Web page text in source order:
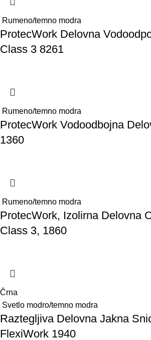
Rumeno/temno modra
ProtecWork Delovna
Class 3 8261
Rumeno/temno modra
ProtecWork Vodoodbojna
1360
Rumeno/temno modra
ProtecWork, Izolirna Delovna
Class 3, 1860
Črna
Svetlo modro/temno modra
Raztegljiva Delovna Jakna
FlexiWork 1940